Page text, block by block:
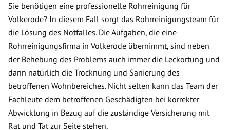
Sie benötigen eine professionelle Rohrreinigung für
Volkerode? In diesem Fall sorgt das Rohrreinigungsteam für
die Lösung des Notfalles. Die Aufgaben, die eine
Rohrreinigungsfirma in Volkerode übernimmt, sind neben
der Behebung des Problems auch immer die Leckortung und
dann natürlich die Trocknung und Sanierung des
betroffenen Wohnbereiches. Nicht selten kann das Team der
Fachleute dem betroffenen Geschädigten bei korrekter
Abwicklung in Bezug auf die zuständige Versicherung mit
Rat und Tat zur Seite stehen.